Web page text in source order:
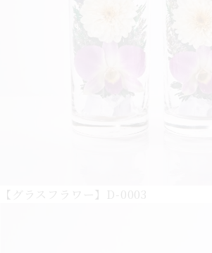
【グラスフラワー】D-0003